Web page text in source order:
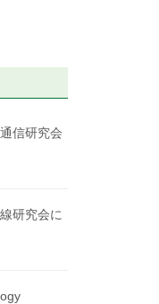
信研究会
研究会に